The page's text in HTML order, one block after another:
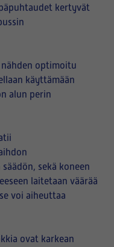
kertyvät
nähden optimoitu
käyttämään
alun perin
sekä koneen
laitetaan väärää
voi aiheuttaa
ovat karkean